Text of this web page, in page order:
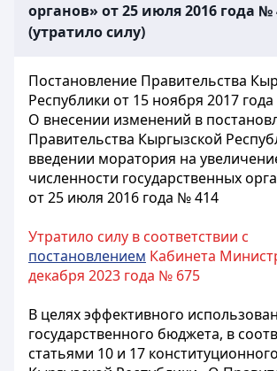
органов» от 25 июля 2016 года №
(утратило силу)
Постановление Правительства
Республики от 15 ноября 2017
О внесении изменений в
Правительства Кыргызской
введении моратория на
численности государственных
от 25 июля 2016 года № 414
Утратило силу в соответствии с
постановлением Кабинета
декабря 2023 года № 675
В целях эффективного
государственного бюджета, в
статьями 10 и 17